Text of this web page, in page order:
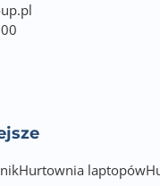
mono (max)
Hurtownia laptopów